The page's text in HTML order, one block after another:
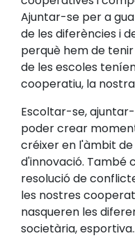
Ajuntar-se per a
de les diferències i
perquè hem de
de les escoles
cooperatiu, la
Escoltar-se,
poder crear
créixer en l'àmbit
d'innovació. També
resolució de
les nostres
nasqueren les
societària,